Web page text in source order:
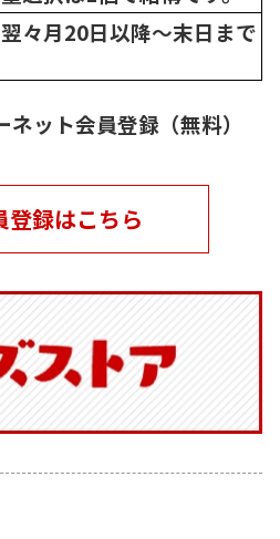
々月20日以降～末日まで
ット会員登録（無料）
登録はこちら